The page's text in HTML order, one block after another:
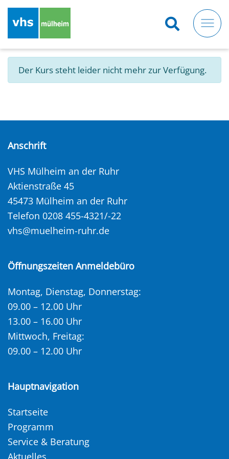
Der Kurs steht leider nicht mehr zur Verfügung.
Anschrift
VHS Mülheim an der Ruhr
Aktienstraße 45
45473 Mülheim an der Ruhr
Telefon 0208 455-4321/-22
vhs@muelheim-ruhr.de
Öffnungszeiten Anmeldebüro
Montag, Dienstag, Donnerstag:
09.00 – 12.00 Uhr
13.00 – 16.00 Uhr
Mittwoch, Freitag:
09.00 – 12.00 Uhr
Hauptnavigation
Startseite
Programm
Service & Beratung
Aktuelles